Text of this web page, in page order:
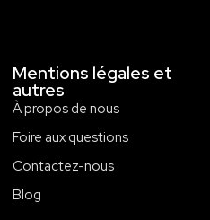
Mentions légales et
autres
À propos de nous
Foire aux questions
Contactez-nous
Blog